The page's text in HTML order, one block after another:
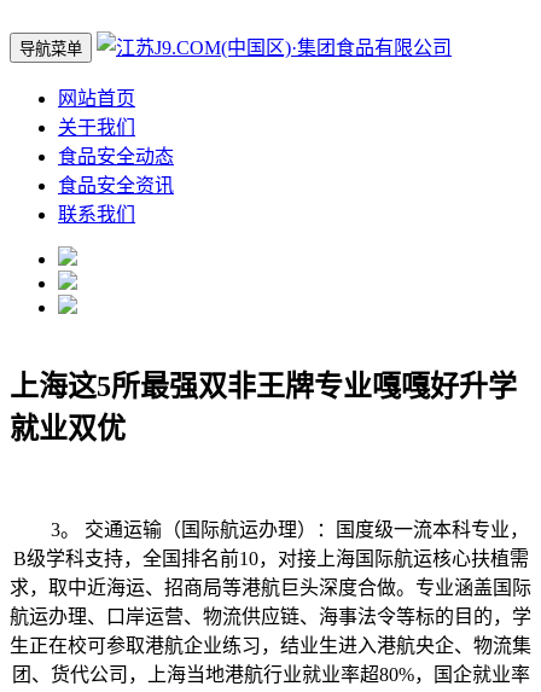
导航菜单
网站首页
关于我们
食品安全动态
食品安全资讯
联系我们
上海这5所最强双非王牌专业嘎嘎好升学
就业双优
3。 交通运输（国际航运办理）：国度级一流本科专业，
B级学科支持，全国排名前10，对接上海国际航运核心扶植需
求，取中近海运、招商局等港航巨头深度合做。专业涵盖国际
航运办理、口岸运营、物流供应链、海事法令等标的目的，学
生正在校可参取港航企业练习，结业生进入港航央企、物流集
团、货代公司，上海当地港航行业就业率超80%，国企就业率